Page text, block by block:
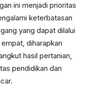
ini menjadi prioritas
keterbatasan
yang dapat dilalui
diharapkan
hasil pertanian,
pendidikan dan